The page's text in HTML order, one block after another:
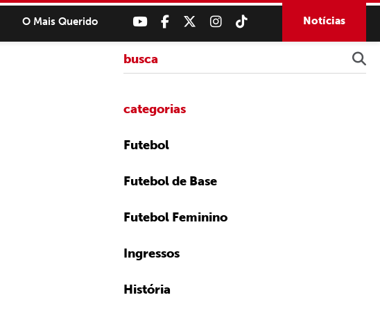
O Mais Querido Notícias
categorias
Futebol
Futebol de Base
Futebol Feminino
Ingressos
História